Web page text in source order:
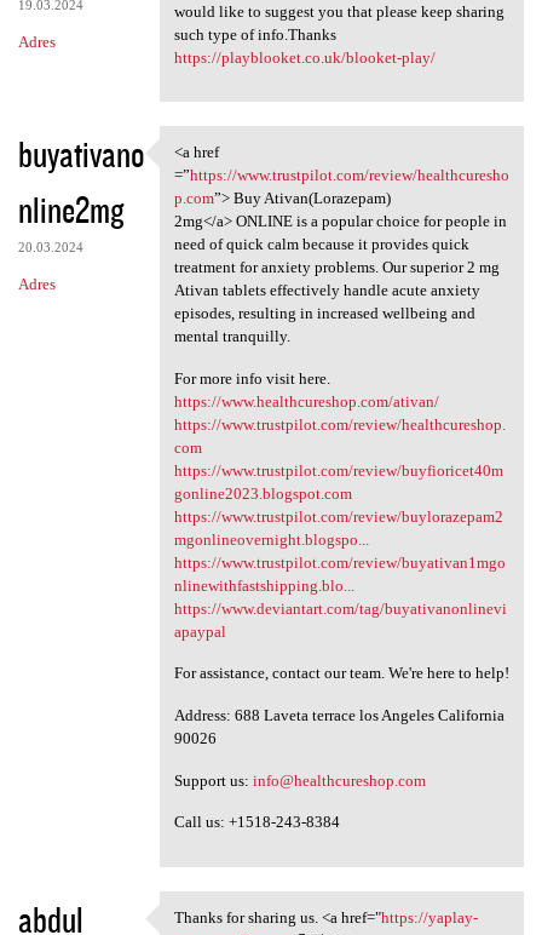
19.03.2024
Adres
would like to suggest you that please keep sharing
such type of info.Thanks
https://playblooket.co.uk/blooket-play/
buyativano
nline2mg
20.03.2024
Adres
<a href =”https://www
<a href
=”https://www.trustpilot.com/review/healthcuresho
p.com”> Buy Ativan(Lorazepam)
2mg</a> ONLINE is a popular choice for people in
need of quick calm because it provides quick
treatment for anxiety problems. Our superior 2 mg
Ativan tablets effectively handle acute anxiety
episodes, resulting in increased wellbeing and
mental tranquilly.
For more info visit here.
https://www.healthcureshop.com/ativan/
https://www.trustpilot.com/review/healthcureshop.
com
https://www.trustpilot.com/review/buyfioricet40m
gonline2023.blogspot.com
https://www.trustpilot.com/review/buylorazepam2
mgonlineovernight.blogspo...
https://www.trustpilot.com/review/buyativan1mgo
nlinewithfastshipping.blo...
https://www.deviantart.com/tag/buyativanonlinevi
apaypal
For assistance, contact our team. We're here to help!
Address: 688 Laveta terrace los Angeles California
90026
Support us: info@healthcureshop.com
Call us: +1518-243-8384
abdul
Thanks for sharing us. <a href="https://yaplay-